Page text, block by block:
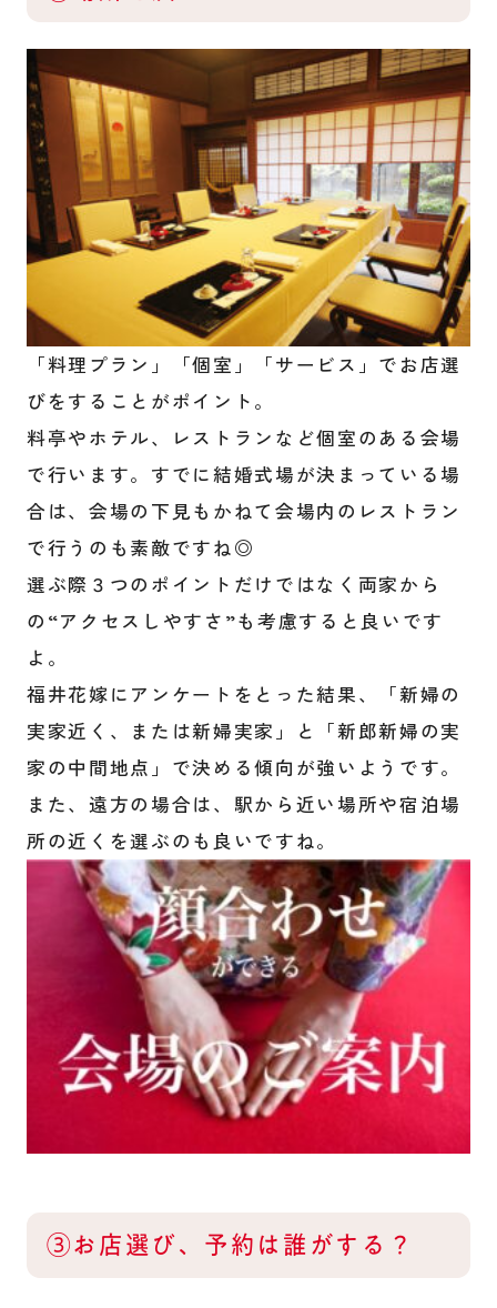
「料理プラン」「個室」「サービス」でお店選
びをすることがポイント。
料亭やホテル、レストランなど個室のある会場
で行います。すでに結婚式場が決まっている場
合は、会場の下見もかねて会場内のレストラン
で行うのも素敵ですね◎
選ぶ際３つのポイントだけではなく両家から
の“アクセスしやすさ”も考慮すると良いです
よ。
福井花嫁にアンケートをとった結果、「新婦の
実家近く、または新婦実家」と「新郎新婦の実
家の中間地点」で決める傾向が強いようです。
また、遠方の場合は、駅から近い場所や宿泊場
所の近くを選ぶのも良いですね。
③お店選び、予約は誰がする？